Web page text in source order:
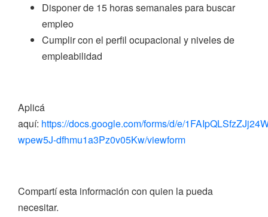
Disponer de 15 horas semanales para buscar
empleo
Cumplir con el perfil ocupacional y niveles de
empleabilidad
Aplicá
aquí: https://docs.google.com/forms/d/e/
wpew5J-dfhmu1a3Pz0v05Kw/viewform
Compartí esta información con quien la pueda
necesitar.